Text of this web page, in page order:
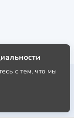
с тем, что мы